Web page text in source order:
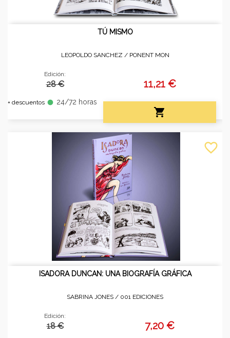
TÚ MISMO
LEOPOLDO SANCHEZ / PONENT MON
Edición:
28 €
+ descuentos fiber_manual_record 24/72 horas
11,21 €

ISADORA DUNCAN: UNA BIOGRAFÍA GRÁFICA
SABRINA JONES / 001 EDICIONES
Edición:
18 € 7,20 €
favorite_border